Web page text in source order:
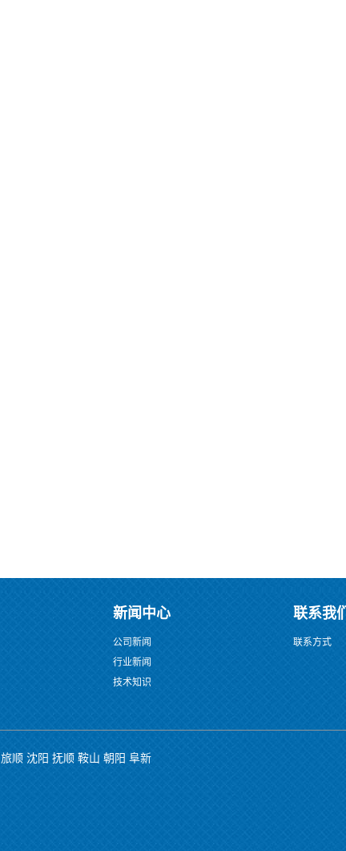
新闻中心
公司新闻
行业新闻
技术知识
联系我们
联系方式
旅顺 沈阳 抚顺 鞍山 朝阳 阜新